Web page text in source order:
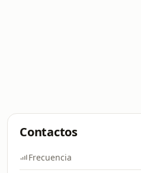
Contactos
Frecuencia